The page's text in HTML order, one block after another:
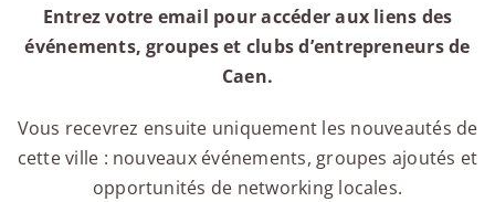
Entrez votre email pour accéder aux liens des
événements, groupes et clubs d’entrepreneurs de
Caen.
Vous recevrez ensuite uniquement les nouveautés de
cette ville : nouveaux événements, groupes ajoutés et
opportunités de networking locales.